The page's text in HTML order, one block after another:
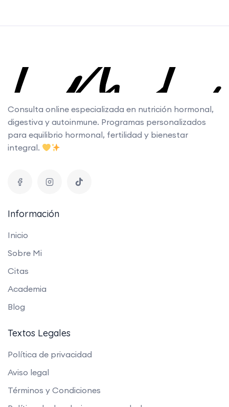
Consulta online especializada en nutrición hormonal,
digestiva y autoinmune. Programas personalizados
para equilibrio hormonal, fertilidad y bienestar
integral.
Información
Inicio
Sobre Mi
Citas
Academia
Blog
Textos Legales
Política de privacidad
Aviso legal
Términos y Condiciones